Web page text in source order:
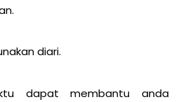
diari.
dapat membantu anda